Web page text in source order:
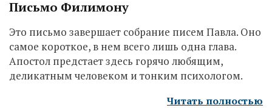
Письмо Филимону
Это письмо завершает собрание писем Павла. Оно
самое короткое, в нем всего лишь одна глава.
Апостол предстает здесь горячо любящим,
деликатным человеком и тонким психологом.
Читать полностью